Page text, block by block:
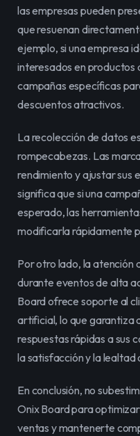
las empresas pueden
que resuenan
ejemplo, si una empresa
interesados en
campañas específicas
descuentos atractivos.
La recolección de datos
rompecabezas. Las
rendimiento y ajustar sus
significa que si una
esperado, las
modificarla rápidamente
Por otro lado, la atención
durante eventos de alta
Board ofrece soporte al
artificial, lo que garantiza
respuestas rápidas a sus
la satisfacción y la lealtad
En conclusión, no
Onix Board para
ventas y mantenerte